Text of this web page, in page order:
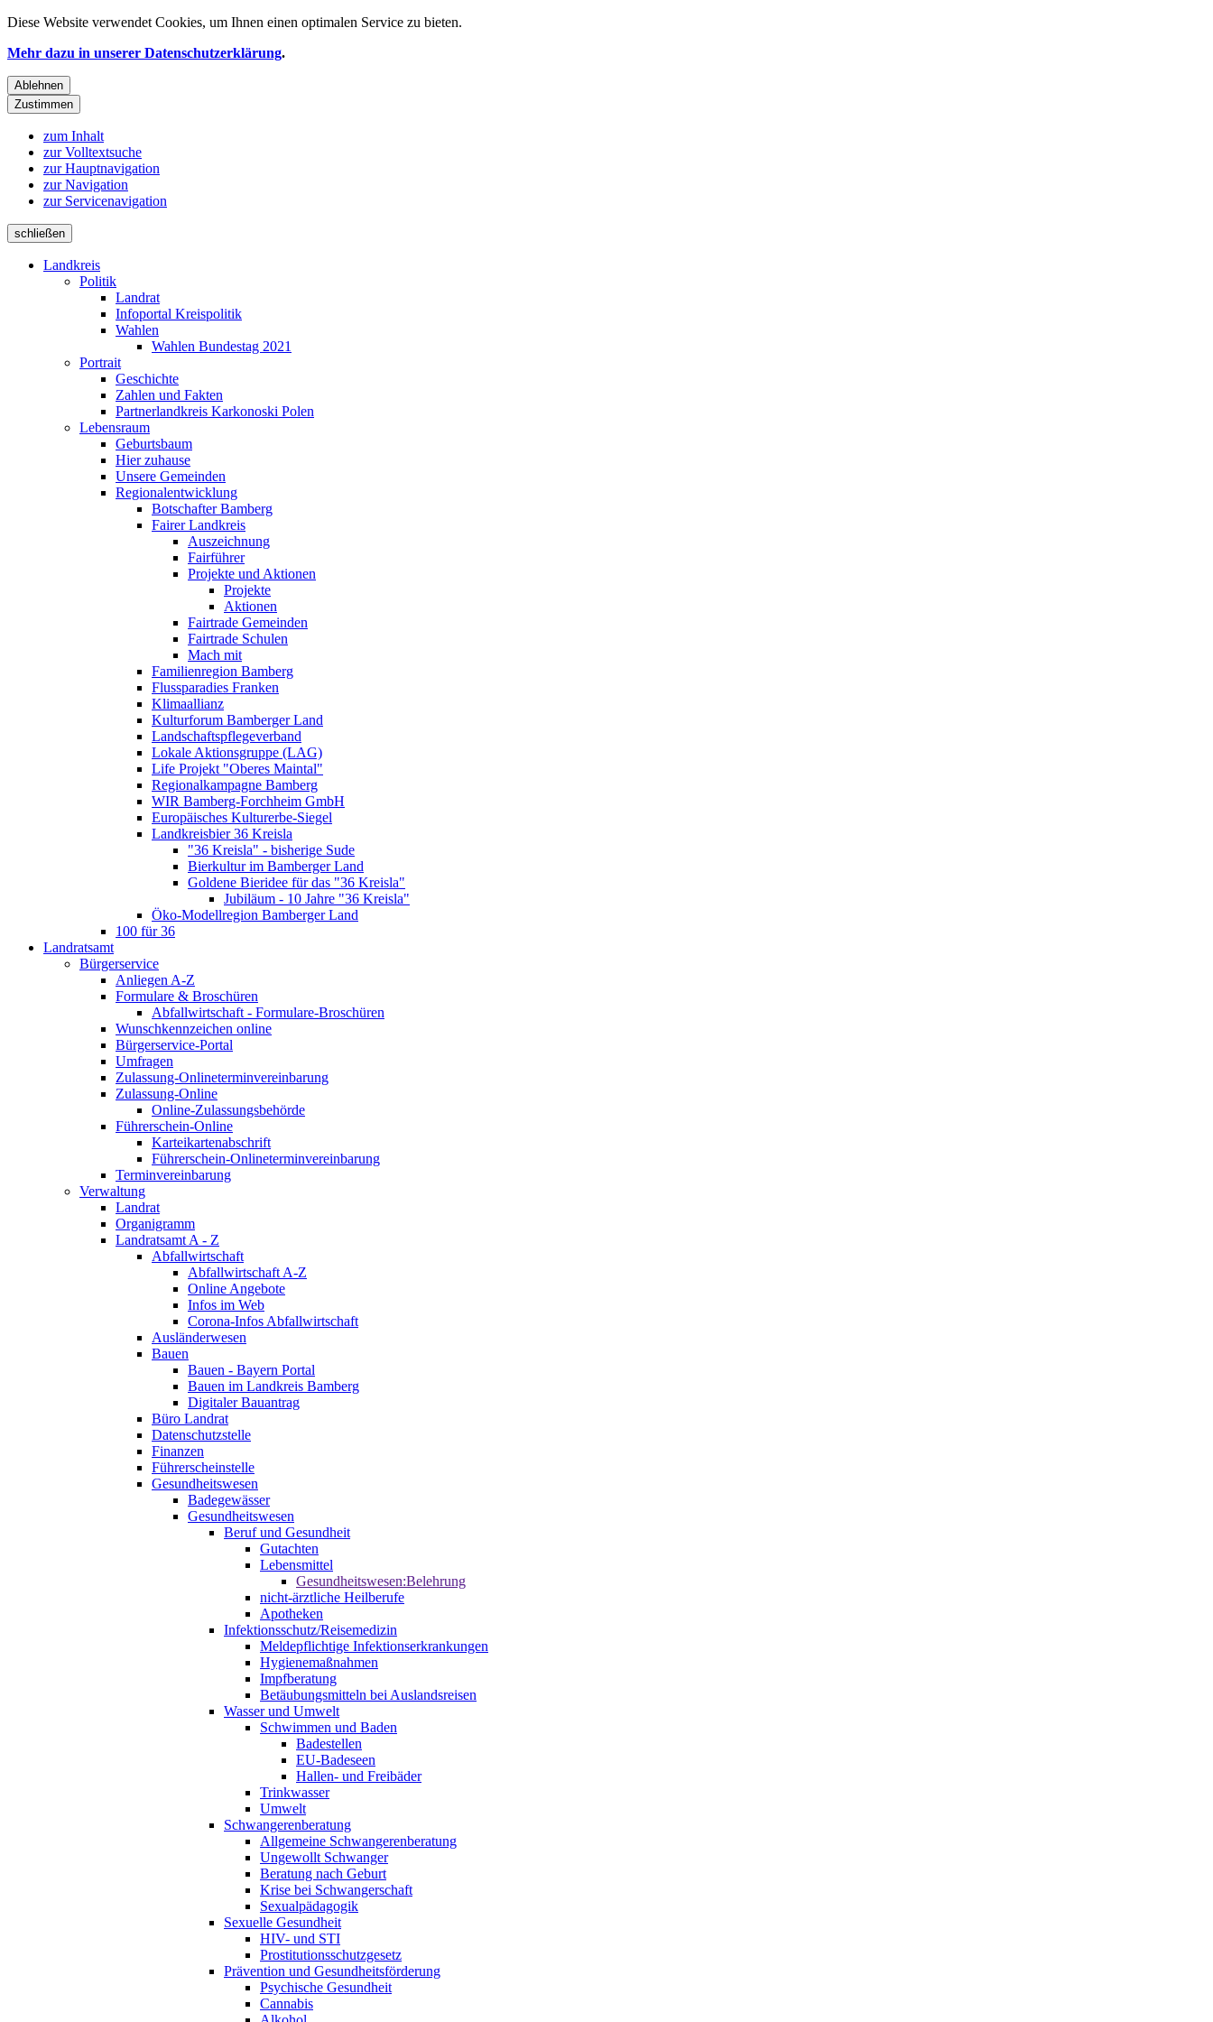
Diese Website verwendet Cookies, um Ihnen einen optimalen Service zu bieten.
Mehr dazu in unserer Datenschutzerklärung.
Ablehnen
Zustimmen
zum Inhalt
zur Volltextsuche
zur Hauptnavigation
zur Navigation
zur Servicenavigation
schließen
Landkreis
Politik
Landrat
Infoportal Kreispolitik
Wahlen
Wahlen Bundestag 2021
Portrait
Geschichte
Zahlen und Fakten
Partnerlandkreis Karkonoski Polen
Lebensraum
Geburtsbaum
Hier zuhause
Unsere Gemeinden
Regionalentwicklung
Botschafter Bamberg
Fairer Landkreis
Auszeichnung
Fairführer
Projekte und Aktionen
Projekte
Aktionen
Fairtrade Gemeinden
Fairtrade Schulen
Mach mit
Familienregion Bamberg
Flussparadies Franken
Klimaallianz
Kulturforum Bamberger Land
Landschaftspflegeverband
Lokale Aktionsgruppe (LAG)
Life Projekt "Oberes Maintal"
Regionalkampagne Bamberg
WIR Bamberg-Forchheim GmbH
Europäisches Kulturerbe-Siegel
Landkreisbier 36 Kreisla
"36 Kreisla" - bisherige Sude
Bierkultur im Bamberger Land
Goldene Bieridee für das "36 Kreisla"
Jubiläum - 10 Jahre "36 Kreisla"
Öko-Modellregion Bamberger Land
100 für 36
Landratsamt
Bürgerservice
Anliegen A-Z
Formulare & Broschüren
Abfallwirtschaft - Formulare-Broschüren
Wunschkennzeichen online
Bürgerservice-Portal
Umfragen
Zulassung-Onlineterminvereinbarung
Zulassung-Online
Online-Zulassungsbehörde
Führerschein-Online
Karteikartenabschrift
Führerschein-Onlineterminvereinbarung
Terminvereinbarung
Verwaltung
Landrat
Organigramm
Landratsamt A - Z
Abfallwirtschaft
Abfallwirtschaft A-Z
Online Angebote
Infos im Web
Corona-Infos Abfallwirtschaft
Ausländerwesen
Bauen
Bauen - Bayern Portal
Bauen im Landkreis Bamberg
Digitaler Bauantrag
Büro Landrat
Datenschutzstelle
Finanzen
Führerscheinstelle
Gesundheitswesen
Badegewässer
Gesundheitswesen
Beruf und Gesundheit
Gutachten
Lebensmittel
Gesundheitswesen:Belehrung
nicht-ärztliche Heilberufe
Apotheken
Infektionsschutz/Reisemedizin
Meldepflichtige Infektionserkrankungen
Hygienemaßnahmen
Impfberatung
Betäubungsmitteln bei Auslandsreisen
Wasser und Umwelt
Schwimmen und Baden
Badestellen
EU-Badeseen
Hallen- und Freibäder
Trinkwasser
Umwelt
Schwangerenberatung
Allgemeine Schwangerenberatung
Ungewollt Schwanger
Beratung nach Geburt
Krise bei Schwangerschaft
Sexualpädagogik
Sexuelle Gesundheit
HIV- und STI
Prostitutionsschutzgesetz
Prävention und Gesundheitsförderung
Psychische Gesundheit
Cannabis